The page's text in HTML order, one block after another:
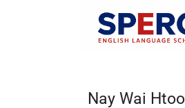
Nay Wai Htoo